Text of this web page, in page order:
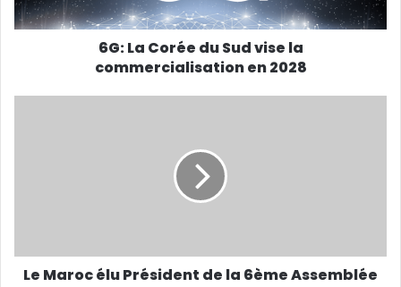
6G: La Corée du Sud vise la
commercialisation en 2028
Le Maroc élu Président de la 6ème Assemblée